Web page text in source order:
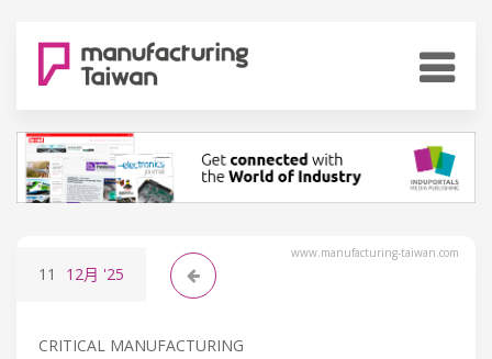
www.manufacturing-taiwan.com
11 12月 '25
CRITICAL MANUFACTURING